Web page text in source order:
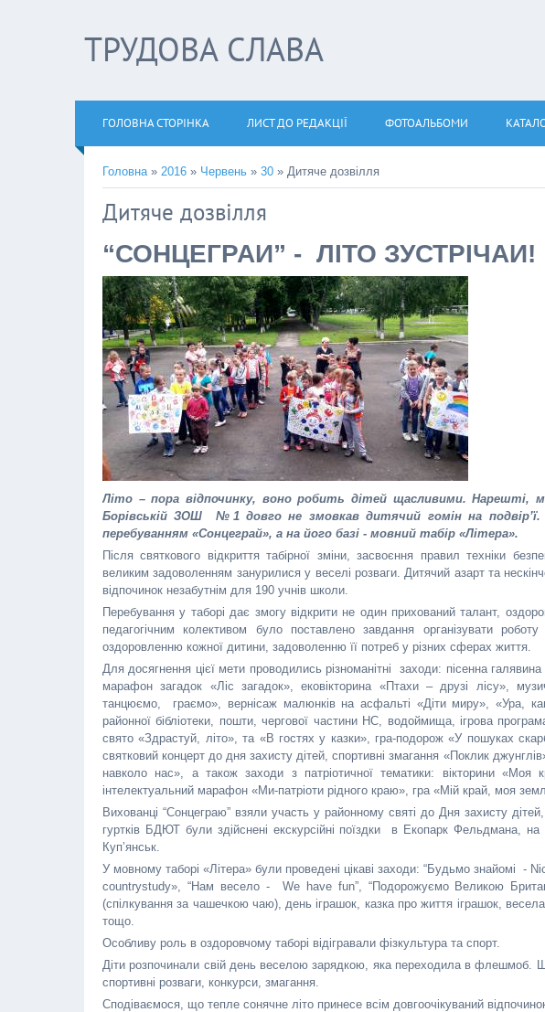
ТРУДОВА СЛАВА
ГОЛОВНА СТОРІНКА ЛИСТ ДО РЕДАКЦІЇ ФОТОАЛЬБОМИ
Головна» 2016 » Червень » 30 » Дитяче дозвілля
Дитяче дозвілля
“СОНЦЕГРАЙ” - ЛІТО ЗУСТРІЧАЙ!
Літо – пора відпочинку, воно робить дітей щасливими.
Борівській ЗОШ №1 довго не змовкав дитячий гомін на
перебуванням «Сонцеграй», а на його базі - мовний табір «Літера».
Після святкового відкриття табірної зміни, засвоєння правил техніки
великим задоволенням занурилися у веселі розваги. Дитячий азарт та
відпочинок незабутнім для 190 учнів школи.
Перебування у таборі дає змогу відкрити не один прихований талант,
педагогічним колективом було поставлено завдання організувати
оздоровленню кожної дитини, задоволенню її потреб у різних сферах життя.
Для досягнення цієї мети проводились різноманітні заходи: пісенна
марафон загадок «Ліс загадок», ековікторина «Птахи – друзі лісу»,
танцюємо, граємо», вернісаж малюнків на асфальті «Діти миру», «Ура,
районної бібліотеки, пошти, чергової частини НС, водоймища, ігрова
свято «Здрастуй, літо», та «В гостях у казки», гра-подорож «У пошуках
святковий концерт до дня захисту дітей, спортивні змагання «Поклик
навколо нас», а також заходи з патріотичної тематики: вікторини «Моя
інтелектуальний марафон «Ми-патріоти рідного краю», гра «Мій край, моя
Вихованці “Сонцеграю” взяли участь у районному святі до Дня захисту
гуртків БДЮТ були здійснені екскурсійні поїздки в Екопарк Фельдмана,
Куп’янськ.
У мовному таборі «Літера» були проведені цікаві заходи: “Будьмо знайомі -
countrystudy», “Нам весело - We have fun”, “Подорожуємо Великою
(спілкування за чашечкою чаю), день іграшок, казка про життя іграшок,
тощо.
Особливу роль в оздоровчому таборі відігравали фізкультура та спорт.
Діти розпочинали свій день веселою зарядкою, яка переходила в флешмоб.
спортивні розваги, конкурси, змагання.
Сподіваємося, що тепле сонячне літо принесе всім довгоочікуваний